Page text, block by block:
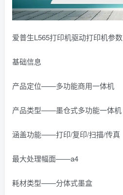
爱普生L565打印机驱动打印机参数
基础信息
产品定位——多功能商用一体机
产品类型——墨仓式多功能一体机
涵盖功能——打印/复印/扫描/传真
最大处理幅面——a4
耗材类型——分体式墨盒